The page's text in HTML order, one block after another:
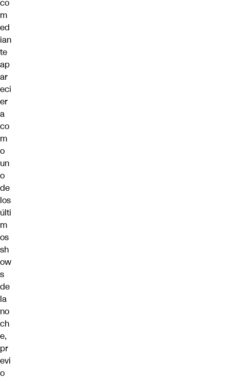
co
m
ed
ian
te
ap
ar
eci
er
a
co
m
o
un
o
de
los
últi
m
os
sh
ow
s
de
la
no
ch
e,
pr
evi
o